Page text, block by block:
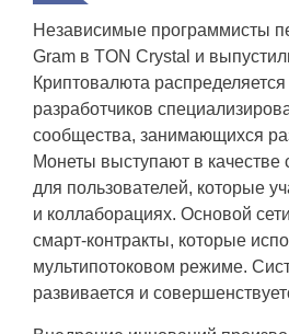
Независимые программисты
Gram в TON Crystal и
Криптовалюта
разработчиков
сообщества, занимающихся
Монеты выступают в качестве
для пользователей, которые
и коллаборациях. Основой
смарт-контракты, которые
мультипотоковом режиме.
развивается и